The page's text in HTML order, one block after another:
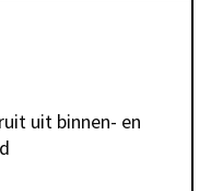
uit binnen- en